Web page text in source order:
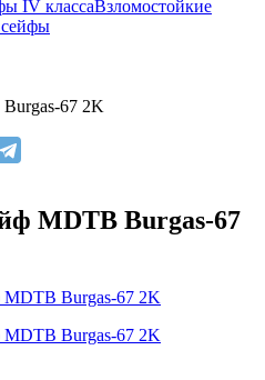
IV классаВзломостойкие
67 2K
MDTB Burgas-67